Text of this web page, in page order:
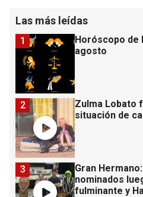
Las más leídas
Horóscopo de
agosto
1
Zulma Lobato
situación de
2
Gran
nominados
fulminante y
3